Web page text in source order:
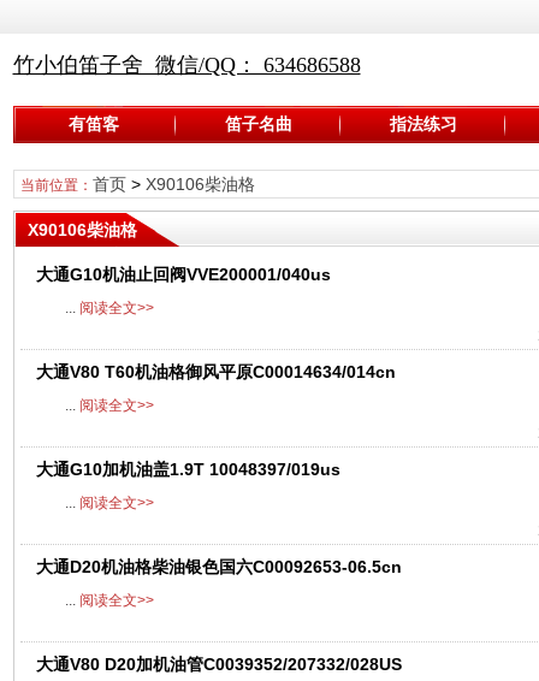
竹小伯笛子舍 微信/QQ： 634686588
有笛客 笛子名曲 指法练习
当前位置： 首页> X90106柴油格
X90106柴油格
大通G10机油止回阀VVE200001/040us
... 阅读全文>>
大通V80 T60机油格御风平原C00014634/014cn
... 阅读全文>>
大通G10加机油盖1.9T 10048397/019us
... 阅读全文>>
大通D20机油格柴油银色国六C00092653-06.5cn
... 阅读全文>>
大通V80 D20加机油管C0039352/207332/028US